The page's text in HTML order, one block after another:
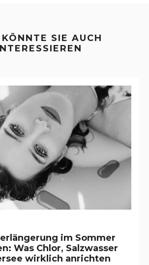
SIE AUCH
im Sommer
Was Chlor, Salzwasser
wirklich anrichten